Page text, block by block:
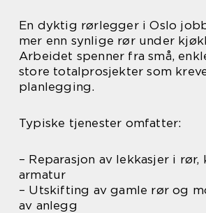
En dyktig rørlegger i Oslo
mer enn synlige rør under
Arbeidet spenner fra små,
store totalprosjekter som
planlegging.
Typiske tjenester omfatter:
– Reparasjon av lekkasjer i rør,
armatur
– Utskifting av gamle rør og
av anlegg